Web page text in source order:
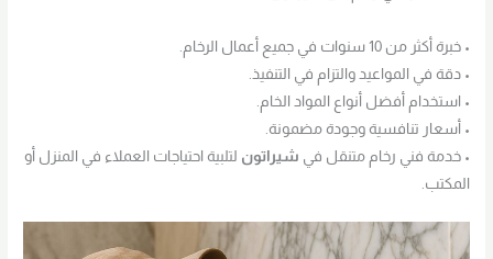
• خبرة أكثر من 10 سنوات في جميع أعمال الرخام.
• دقة في المواعيد والتزام في التنفيذ.
• استخدام أفضل أنواع المواد الخام.
• أسعار تنافسية وجودة مضمونة.
• خدمة فني رخام متنقل في شيراتون لتلبية احتياجات العملاء في المنزل أو
المكتب.